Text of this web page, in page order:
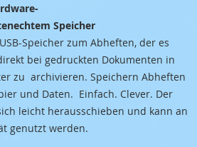
Speicher
Speicher zum Abheften, der es
bei gedruckten Dokumenten in
zu archivieren. Speichern Abheften
und Daten. Einfach. Clever. Der
leicht herausschieben und kann an
genutzt werden.